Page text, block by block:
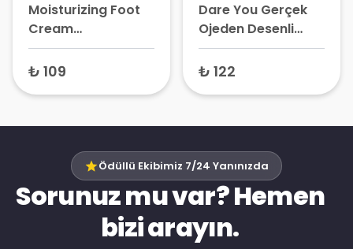
Moisturizing Foot
Cream
Nemlendirici Ayak
Bakım Kremi 113 gr
₺ 109
Dare You Gerçek
Ojeden Desenli
Tırnak Bantları
₺ 122
Ödüllü Ekibimiz 7/24 Yanınızda
Sorunuz mu var? Hemen
bizi arayın.